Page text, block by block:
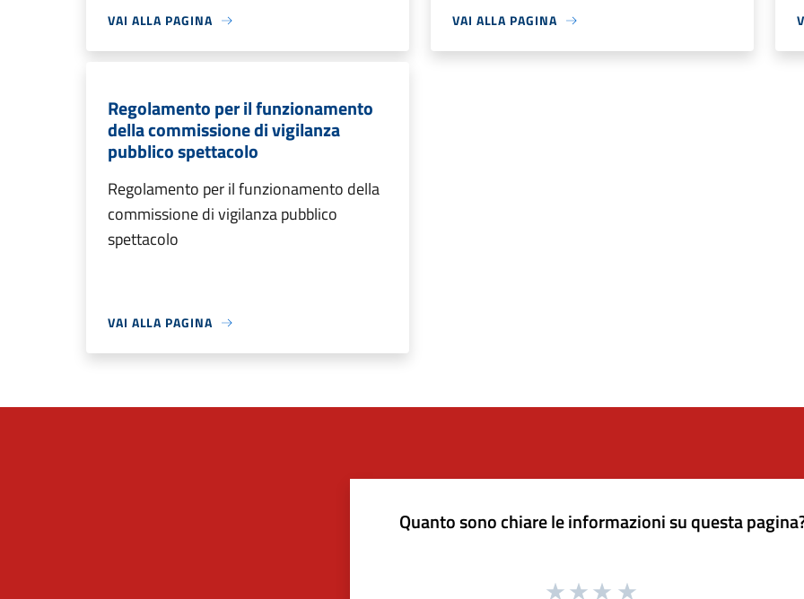
VAI ALLA PAGINA VAI ALLA PAGINA
Regolamento per il funzionamento
della commissione di vigilanza
pubblico spettacolo
Regolamento per il funzionamento della
commissione di vigilanza pubblico
spettacolo
VAI ALLA PAGINA
Quanto sono chiare le informazioni su questa